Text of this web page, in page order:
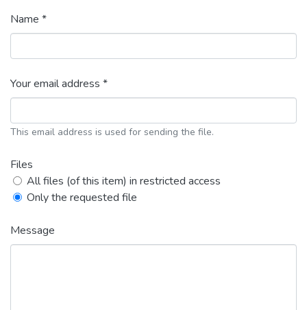
Name *
Your email address *
This email address is used for sending the file.
Files
All files (of this item) in restricted access
Only the requested file
Message